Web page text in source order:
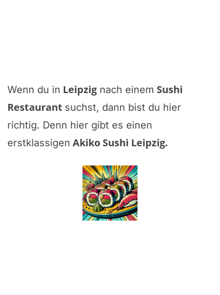
Wenn du in Leipzig nach einem Sushi
Restaurant suchst, dann bist du hier
richtig. Denn hier gibt es einen
erstklassigen Akiko Sushi Leipzig.